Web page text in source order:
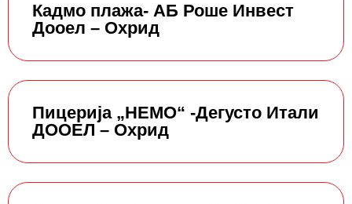
Кадмо плажа- АБ Роше Инвест
Дооел – Охрид
Пицерија „НЕМО“ -Дегусто Итали
ДООЕЛ – Охрид